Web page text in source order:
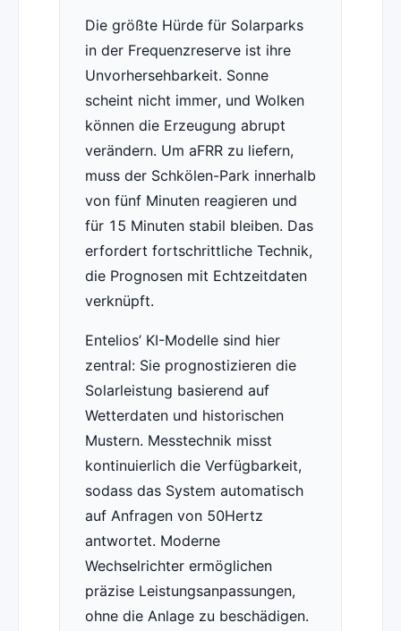
Die größte Hürde für Solarparks
in der Frequenzreserve ist ihre
Unvorhersehbarkeit. Sonne
scheint nicht immer, und Wolken
können die Erzeugung abrupt
verändern. Um aFRR zu liefern,
muss der Schkölen-Park innerhalb
von fünf Minuten reagieren und
für 15 Minuten stabil bleiben. Das
erfordert fortschrittliche Technik,
die Prognosen mit Echtzeitdaten
verknüpft.
Entelios’ KI-Modelle sind hier
zentral: Sie prognostizieren die
Solarleistung basierend auf
Wetterdaten und historischen
Mustern. Messtechnik misst
kontinuierlich die Verfügbarkeit,
sodass das System automatisch
auf Anfragen von 50Hertz
antwortet. Moderne
Wechselrichter ermöglichen
präzise Leistungsanpassungen,
ohne die Anlage zu beschädigen.